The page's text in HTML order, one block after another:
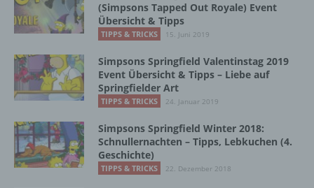
(Simpsons Tapped Out Royale) Event
Übersicht & Tipps
TIPPS & TRICKS 15. Juni 2019
Simpsons Springfield Valentinstag 2019
Event Übersicht & Tipps – Liebe auf
Springfielder Art
TIPPS & TRICKS 24. Januar 2019
Simpsons Springfield Winter 2018:
Schnullernachten – Tipps, Lebkuchen (4.
Geschichte)
TIPPS & TRICKS 22. Dezember 2018
Aufenthaltsort oder Ortswechsel dieser
natürlichen Person zu analysieren oder
vorherzusagen.
f) Pseudonymisierung
personenbezogener Daten in einer Weise,
auf welche die personenbezogenen Daten
ohne Hinzuziehung zusätzlicher
Informationen nicht mehr einer spezifischen